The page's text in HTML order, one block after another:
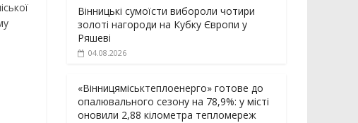
Вінницькі сумоїсти вибороли чотири
золоті нагороди на Кубку Європи у
Ряшеві
04.08.2026
«Вінницяміськтеплоенерго» готове до
опалювального сезону на 78,9%: у місті
оновили 2,88 кілометра тепломереж